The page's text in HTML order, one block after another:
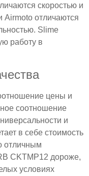
скоростью и
Airmoto отличаются
Slime
работу в
цены и
соотношение
и
в себе стоимость
отличным
CKTMP12 дороже,
условиях